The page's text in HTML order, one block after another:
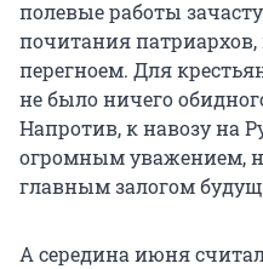
полевые работы
почитания патриархов,
перегноем. Для
не было ничего
Напротив, к навозу на
огромным уважением,
главным залогом
А середина июня